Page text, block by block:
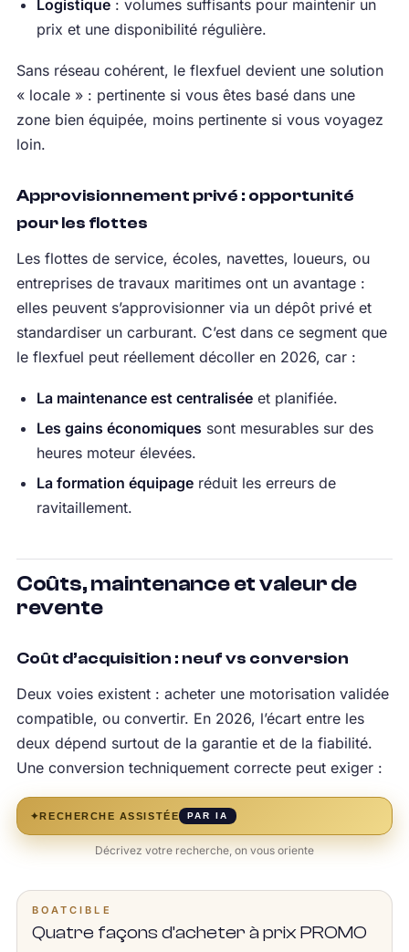
Logistique: volumes suffisants pour maintenir un
prix et une disponibilité régulière.
Sans réseau cohérent, le flexfuel devient une solution
« locale » : pertinente si vous êtes basé dans une
zone bien équipée, moins pertinente si vous voyagez
loin.
Approvisionnement privé : opportunité
pour les flottes
Les flottes de service, écoles, navettes, loueurs, ou
entreprises de travaux maritimes ont un avantage :
elles peuvent s’approvisionner via un dépôt privé et
standardiser un carburant. C’est dans ce segment que
le flexfuel peut réellement décoller en 2026, car :
La maintenance est centraliséeet planifiée.
Les gains économiques sont mesurables sur des
heures moteur élevées.
La formation équipageréduit les erreurs de
ravitaillement.
Coûts, maintenance et valeur de
revente
Coût d’acquisition : neuf vs conversion
Deux voies existent : acheter une motorisation validée
compatible, ou convertir. En 2026, l’écart entre les
deux dépend surtout de la garantie et de la fiabilité.
Une conversion techniquement correcte peut exiger :
✦RECHERCHE ASSISTÉE PAR IA
Décrivez votre recherche, on vous oriente
BOATCIBLE
Quatre façons d’acheter à prix PROMO